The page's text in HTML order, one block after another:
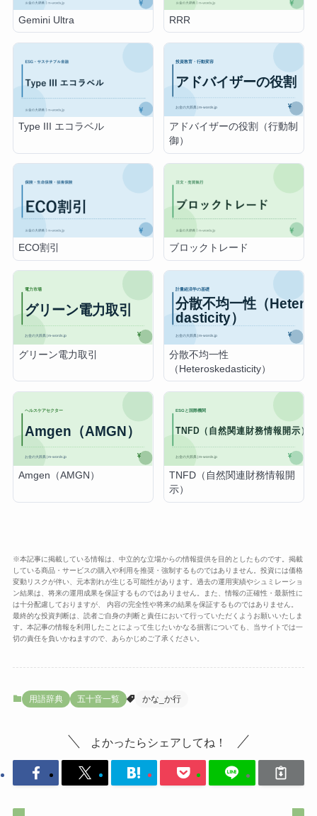
Gemini Ultra RRR
Type III エコラベル
アドバイザーの役割（行動制
御）
ECO割引 ブロックトレード
グリーン電力取引
分散不均一性
（Heteroskedasticity）
Amgen（AMGN）
TNFD（自然関連財務情報開
示）
※本記事に掲載している情報は、中立的な立場からの情報提供を目的としたものです。掲載
している商品・サービスの購入や利用を推奨・強制するものではありません。投資には価格
変動リスクが伴い、元本割れが生じる可能性があります。過去の運用実績やシュミレーショ
ン結果は、将来の運用成果を保証するものではありません。また、情報の正確性・最新性に
は十分配慮しておりますが、 内容の完全性や将来の結果を保証するものではありません。
最終的な投資判断は、読者ご自身の判断と責任において行っていただくようお願いいたしま
す。本記事の情報を利用したことによって生じたいかなる損害についても、当サイトでは一
切の責任を負いかねますので、あらかじめご了承ください。
用語辞典 五十音一覧 かな_か行
よかったらシェアしてね！